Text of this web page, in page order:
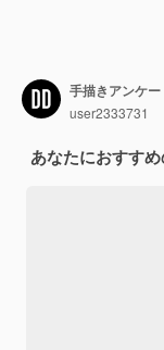
手描きアンケー
user2333731
あなたにおすす